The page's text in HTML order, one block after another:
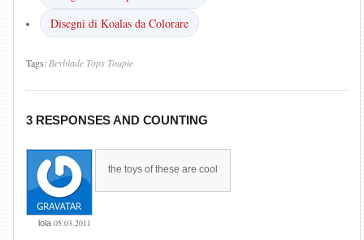
Disegni di Koalas da Colorare
Tags: Beyblade Tops Toupie
3 RESPONSES AND COUNTING
lola 05.03.2011
the toys of these are cool